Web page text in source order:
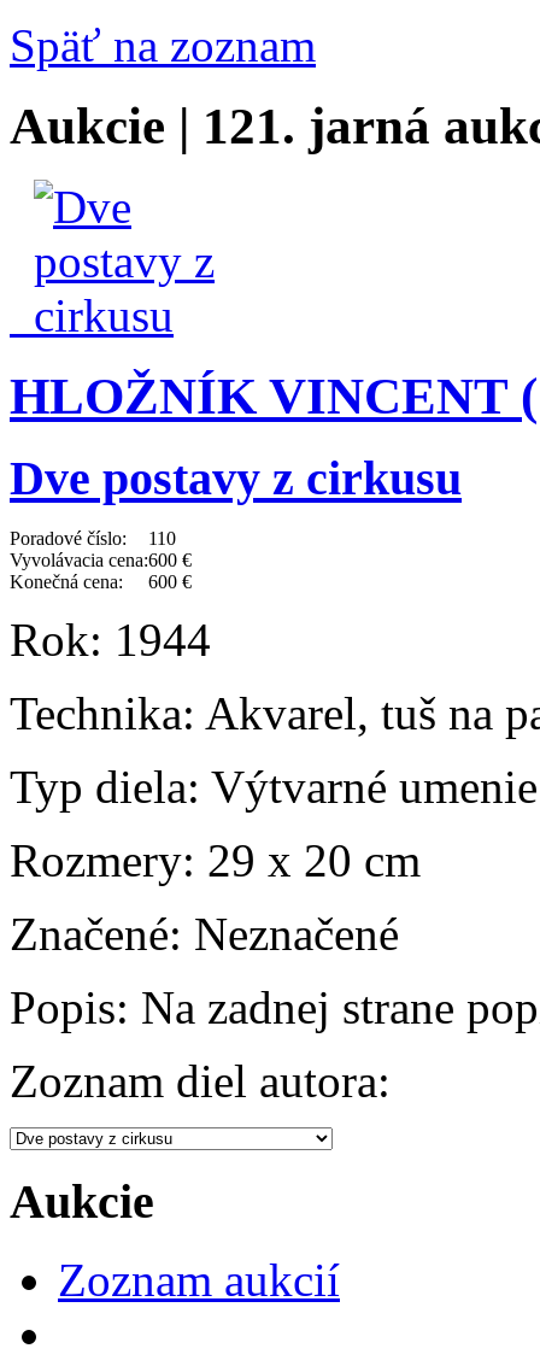
Späť na zoznam
Aukcie | 121. jarná
HLOŽNÍK VINCENT
Dve postavy z cirkusu
Poradové číslo:
110
Vyvolávacia cena:600 €
Konečná cena:
600 €
Rok: 1944
Technika: Akvarel, tuš na
Typ diela: Výtvarné umenie
Rozmery: 29 x 20 cm
Značené: Neznačené
Popis: Na zadnej strane
Zoznam diel autora:
Aukcie
Zoznam aukcií